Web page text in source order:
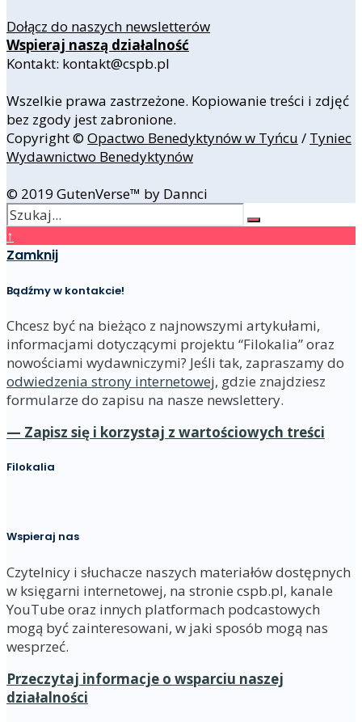
Dołącz do naszych newsletterów
Wspieraj naszą działalność
Kontakt: kontakt@cspb.pl
Wszelkie prawa zastrzeżone. Kopiowanie treści i zdjęć
bez zgody jest zabronione.
Copyright © Opactwo Benedyktynów w Tyńcu / Tyniec
Wydawnictwo Benedyktynów
© 2019 GutenVerse™ by Dannci
↑
Zamknij
Bądźmy w kontakcie!
Chcesz być na bieżąco z najnowszymi artykułami,
informacjami dotyczącymi projektu “Filokalia” oraz
nowościami wydawniczymi? Jeśli tak, zapraszamy do
odwiedzenia strony internetowej, gdzie znajdziesz
formularze do zapisu na nasze newslettery.
— Zapisz się i korzystaj z wartościowych treści
Filokalia
Wspieraj nas
Czytelnicy i słuchacze naszych materiałów dostępnych
w księgarni internetowej, na stronie cspb.pl, kanale
YouTube oraz innych platformach podcastowych
mogą być zainteresowani, w jaki sposób mogą nas
wesprzeć.
Przeczytaj informacje o wsparciu naszej
działalności